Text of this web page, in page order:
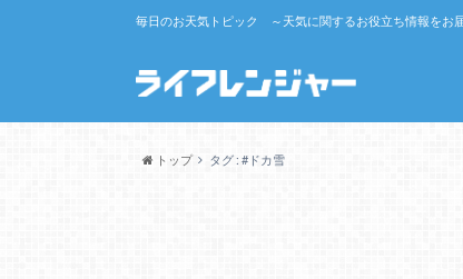
毎日のお天気トピック ～天気に関するお役立ち情報をお
トップ タグ : #ドカ雪